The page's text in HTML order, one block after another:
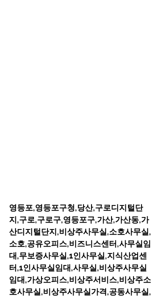
영등포,영등포구청,당산,구로디지털단
지,구로,구로구,영등포구,가산,가산동,가
산디지털단지,비상주사무실,소호사무실,
소호,공유오피스,비즈니스센터,사무실임
대,무보증사무실,1인사무실,지식산업센
터,1인사무실임대,사무실,비상주사무실
임대,가상오피스,비상주서비스,비상주소
호사무실,비상주사무실가격,공동사무실,